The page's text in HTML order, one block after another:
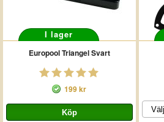
I lager
Europool Triangel Svart
199 kr